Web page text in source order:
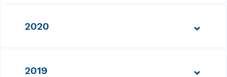
2020
2019